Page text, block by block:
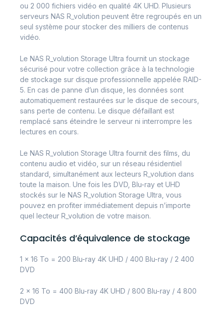
ou 2 000 fichiers vidéo en qualité 4K UHD. Plusieurs
serveurs NAS R_volution peuvent être regroupés en un
seul système pour stocker des milliers de contenus
vidéo.
Le NAS R_volution Storage Ultra fournit un stockage
sécurisé pour votre collection grâce à la technologie
de stockage sur disque professionnelle appelée RAID-
5. En cas de panne d’un disque, les données sont
automatiquement restaurées sur le disque de secours,
sans perte de contenu. Le disque défaillant est
remplacé sans éteindre le serveur ni interrompre les
lectures en cours.
Le NAS R_volution Storage Ultra fournit des films, du
contenu audio et vidéo, sur un réseau résidentiel
standard, simultanément aux lecteurs R_volution dans
toute la maison. Une fois les DVD, Blu-ray et UHD
stockés sur le NAS R_volution Storage Ultra, vous
pouvez en profiter immédiatement depuis n’importe
quel lecteur R_volution de votre maison.
Capacités d’équivalence de stockage
1 x 16 To = 200 Blu-ray 4K UHD / 400 Blu-ray / 2 400
DVD
2 x 16 To = 400 Blu-ray 4K UHD / 800 Blu-ray / 4 800
DVD